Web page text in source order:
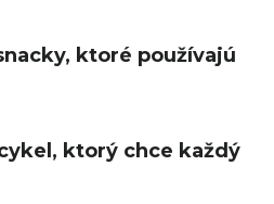
ktoré používajú
ktorý chce každý